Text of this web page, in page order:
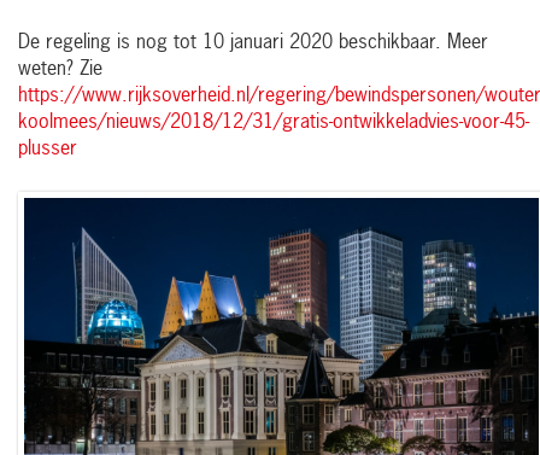
De regeling is nog tot 10 januari 2020 beschikbaar. Meer
weten? Zie
https://www.rijksoverheid.nl/regering/bewindspersonen/
koolmees/nieuws/2018/12/31/gratis-ontwikkeladvies-voor-45-
plusser